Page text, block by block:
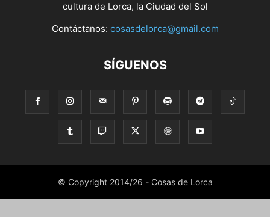
cultura de Lorca, la Ciudad del Sol
Contáctanos: cosasdelorca@gmail.com
SÍGUENOS
© Copyright 2014/26 - Cosas de Lorca